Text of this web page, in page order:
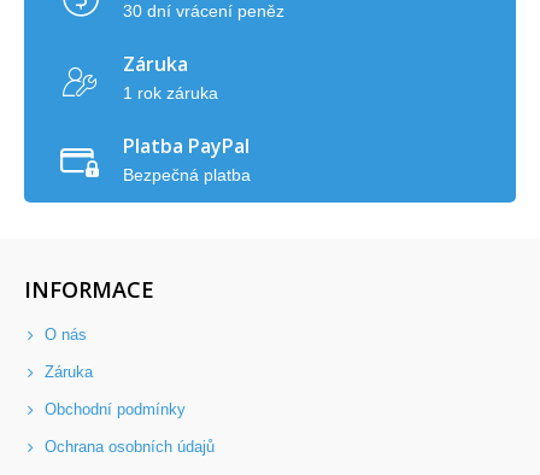
30 dní vrácení peněz
Záruka
1 rok záruka
Platba PayPal
Bezpečná platba
INFORMACE
O nás
Záruka
Obchodní podmínky
Ochrana osobních údajů